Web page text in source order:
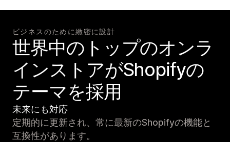
ビジネスのために緻密に設計
世界中のトップのオンラ
インストアがShopifyの
テーマを採用
未来にも対応
定期的に更新され、常に最新のShopifyの機能と
互換性があります。